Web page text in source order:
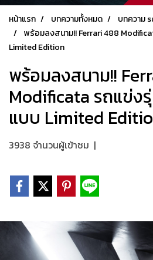
หน้าแรก บทความทั้งหมด
บทความ
พร้อมลงสนาม!! Ferrari 488
Limited Edition
พร้อมลงสนาม!!
Modificata รถแข่ง
แบบ Limited
3938 จำนวนผู้เข้าชม |